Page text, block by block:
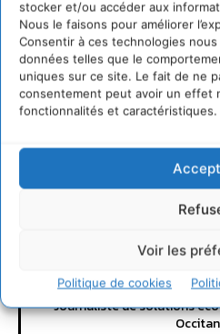
stocker et/ou accéder aux
Nous le faisons pour améliorer
Consentir à ces technologies
données telles que le
uniques sur ce site. Le fait de ne
consentement peut avoir un effet
fonctionnalités et caractéristiques.
Voir les
Politique de cookies
LAISSER UN COMMENTAIRE
CONNECTER POUR
David
https://
Journaliste de solutions